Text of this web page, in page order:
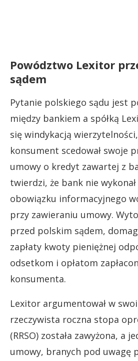
Powództwo Lexitor
sądem
Pytanie polskiego sądu jest
między bankiem a spółką
się windykacją
konsument scedował swoje
umowy o kredyt zawartej z
twierdzi, że bank nie
obowiązku informacyjnego
przy zawieraniu umowy.
przed polskim sądem,
zapłaty kwoty pieniężnej
odsetkom i opłatom
konsumenta.
Lexitor argumentował w
rzeczywista roczna stopa
(RRSO) została zawyżona, a
umowy, branych pod uwagę